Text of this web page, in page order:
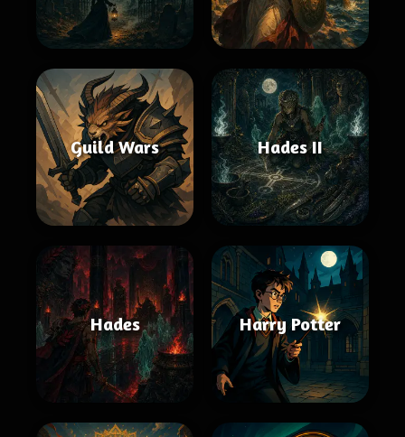
Guild Wars Hades II
Hades Harry Potter